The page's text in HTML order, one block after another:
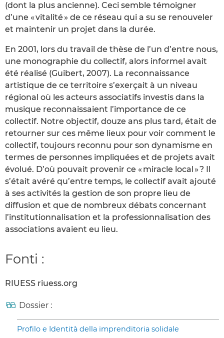
(dont la plus ancienne). Ceci semble témoigner
d’une « vitalité » de ce réseau qui a su se renouveler
et maintenir un projet dans la durée.
En 2001, lors du travail de thèse de l’un d’entre nous,
une monographie du collectif, alors informel avait
été réalisé (Guibert, 2007). La reconnaissance
artistique de ce territoire s’exerçait à un niveau
régional où les acteurs associatifs investis dans la
musique reconnaissaient l’importance de ce
collectif. Notre objectif, douze ans plus tard, était de
retourner sur ces même lieux pour voir comment le
collectif, toujours reconnu pour son dynamisme en
termes de personnes impliquées et de projets avait
évolué. D’où pouvait provenir ce « miracle local » ? Il
s’était avéré qu’entre temps, le collectif avait ajouté
à ses activités la gestion de son propre lieu de
diffusion et que de nombreux débats concernant
l’institutionnalisation et la professionnalisation des
associations avaient eu lieu.
Fonti :
RIUESS riuess.org
Dossier :
Profilo e Identità della imprenditoria solidale